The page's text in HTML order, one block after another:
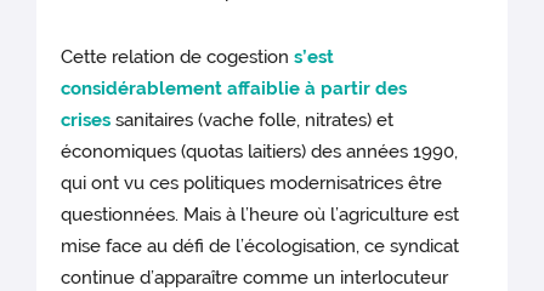
Cette relation de cogestions’est
considérablement affaiblie à partir des
crises sanitaires (vache folle, nitrates) et
économiques (quotas laitiers) des années 1990,
qui ont vu ces politiques modernisatrices être
questionnées. Mais à l’heure où l’agriculture est
mise face au défi de l’écologisation, ce syndicat
continue d’apparaître comme un interlocuteur